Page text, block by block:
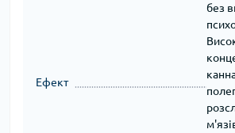
Ефект
без